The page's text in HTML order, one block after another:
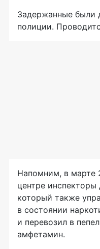
Задержанные были
полиции.
Напомним, в марте
центре
который также
в состоянии
и перевозил в
амфетамин.